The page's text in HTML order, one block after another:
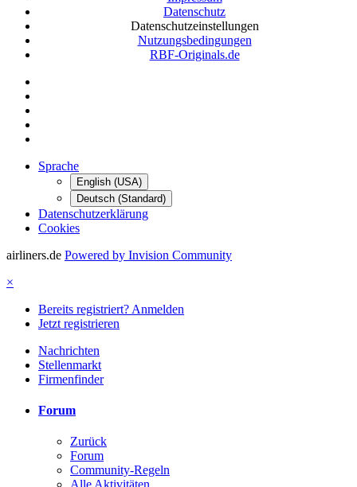
Datenschutz
Datenschutzeinstellungen
Nutzungsbedingungen
RBF-Originals.de
Sprache
English (USA)
Deutsch (Standard)
Datenschutzerklärung
Cookies
airliners.de Powered by Invision Community
×
Bereits registriert? Anmelden
Jetzt registrieren
Nachrichten
Stellenmarkt
Firmenfinder
Forum
Zurück
Forum
Community-Regeln